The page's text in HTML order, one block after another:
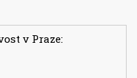
v Praze: